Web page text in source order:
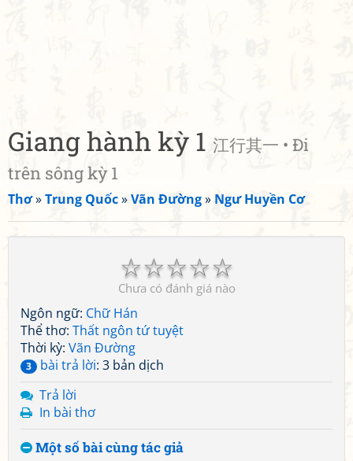
Giang hành kỳ 1 江行其一 • Đi
trên sông kỳ 1
Thơ»Trung Quốc»Vãn Đường» Ngư Huyền Cơ
☆
☆
☆
☆
☆
Chưa có đánh giá nào
Ngôn ngữ: Chữ Hán
Thể thơ: Thất ngôn tứ tuyệt
Thời kỳ: Vãn Đường
3 bài trả lời: 3 bản dịch
Trả lời
In bài thơ
Một số bài cùng tác giả